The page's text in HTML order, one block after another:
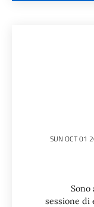
Sono
sessione di